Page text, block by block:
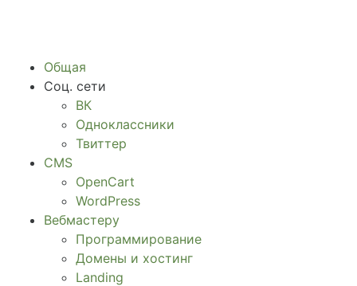
Общая
Соц. сети
ВК
Одноклассники
Твиттер
CMS
OpenCart
WordPress
Вебмастеру
Программирование
Домены и хостинг
Landing